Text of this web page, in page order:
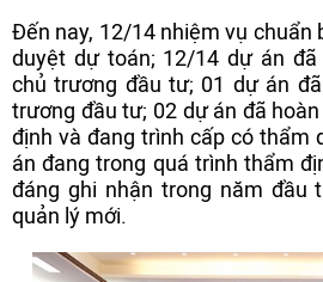
Đến nay, 12/14 nhiệm vụ chuẩn
duyệt dự toán; 12/14 dự án
chủ trương đầu tư; 01 dự án
trương đầu tư; 02 dự án đã
định và đang trình cấp có thẩm
án đang trong quá trình thẩm
đáng ghi nhận trong năm đầu
quản lý mới.